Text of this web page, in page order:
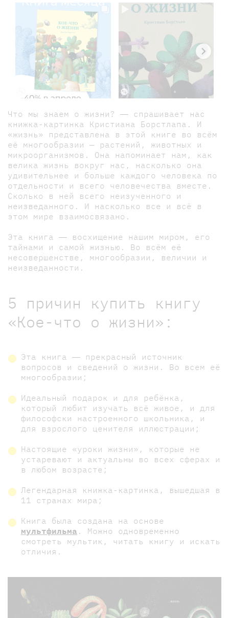
Что мы знаем о жизни? ― спрашивает нас
книжка-картинка Кристиана Борстлапа. И
«жизнь» представлена в этой книге во всём
её многообразии — растений, животных и
микроорганизмов. Она напоминает нам, как
велика жизнь вокруг нас, насколько она
удивительнее и больше каждого человека по
отдельности и всего человечества вместе.
Сколько в ней всего неизученного и
неизведанного. И насколько все и всё в
этом мире взаимосвязано.
Эта книга ― восхищение нашим миром, его
тайнами и самой жизнью. Во всём её
несовершенстве, многообразии, величии и
неизведанности.
5 причин купить книгу
«Кое-что о жизни»:
Эта книга ― прекрасный источник
вопросов и сведений о жизни. Во всем её
многообразии;
Идеальный подарок и для ребёнка,
который любит изучать всё живое, и для
философски настроенного школьника, и
для взрослого ценителя иллюстрации;
Настоящие «уроки жизни», которые не
устаревают и актуальны во всех сферах и
в любом возрасте;
Легендарная книжка-картинка, вышедшая в
11 странах мира;
Книга была создана на основе
мультфильма . Можно одновременно
смотреть мультик, читать книгу и искать
отличия.